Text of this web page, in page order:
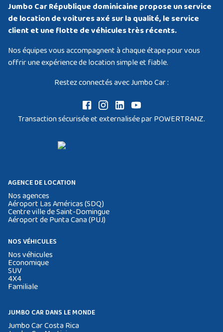
Jumbo Car République dominicaine propose un service
de location de voitures axé sur la qualité, le service
client et une flotte de véhicules très récents.
Nos équipes vous accompagnent à chaque étape pour vous
offrir une expérience de location simple et fiable.
Restez connectés avec Jumbo Car :
Transaction sécurisée et externalisée par POWERTRANZ.
AGENCE DE LOCATION
Nos agences
Aéroport Las Américas (SDQ)
Centre ville de Saint-Domingue
Aéroport de Punta Cana (PUJ)
NOS VÉHICULES
Nos véhicules
Economique
SUV
4X4
Familiale
JUMBO CAR DANS LE MONDE
Jumbo Car Costa Rica